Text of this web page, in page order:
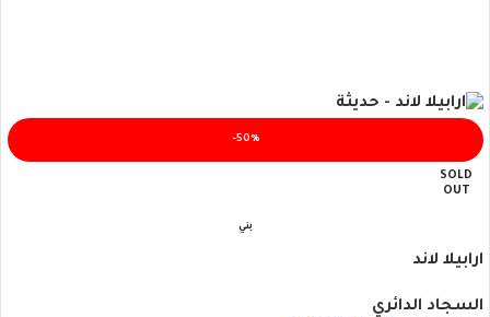
-50%
SOLD
OUT
بني
ارابيلا لاند
السجاد الدائري